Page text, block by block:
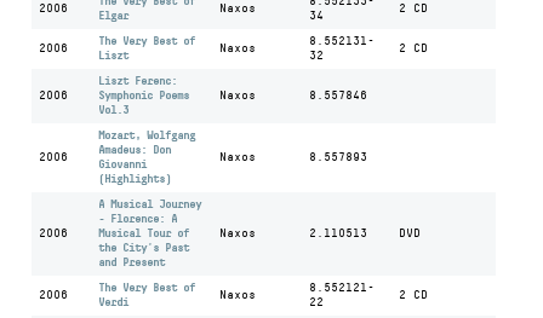
2006
Elgar
Naxos
34
2 CD
2006
The Very Best of
Liszt
Naxos
8.552131-
32
2 CD
2006
Liszt Ferenc:
Symphonic Poems
Vol.3
Naxos 8.557846
2006
Mozart, Wolfgang
Amadeus: Don
Giovanni
(Highlights)
Naxos 8.557893
2006
A Musical Journey
- Florence: A
Musical Tour of
the City's Past
and Present
Naxos 2.110513 DVD
2006
The Very Best of
Verdi
Naxos
8.552121-
22
2 CD